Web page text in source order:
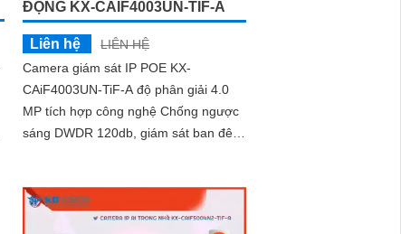
ĐỘNG KX-CAIF4003UN-TIF-A
Liên hệ
LIÊN HỆ
Camera giám sát IP POE KX-
CAiF4003UN-TiF-A độ phân giải 4.0
MP tích hợp công nghệ Chống ngược
sáng DWDR 120db, giám sát ban đêm
rẻ KX-CAiF4003UN-TiF-A, độ phân